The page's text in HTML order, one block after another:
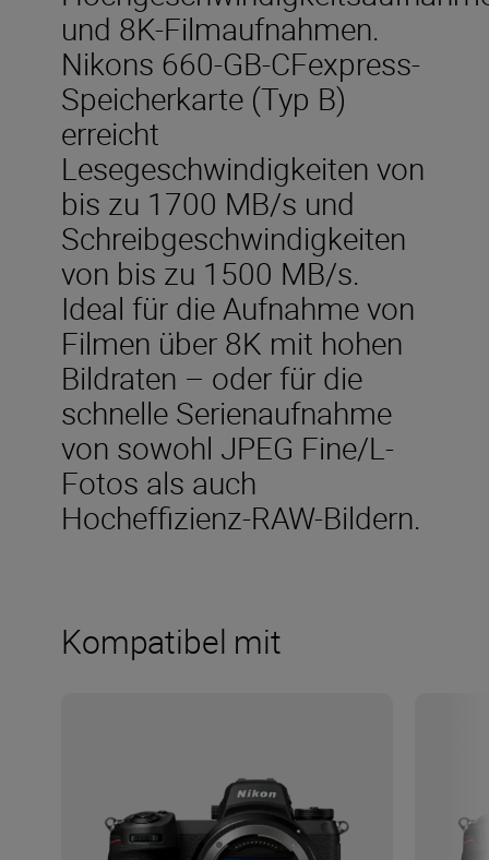
und 8K-Filmaufnahmen.
Nikons 660-GB-CFexpress-
Speicherkarte (Typ B)
erreicht
Lesegeschwindigkeiten von
bis zu 1700 MB/s und
Schreibgeschwindigkeiten
von bis zu 1500 MB/s.
Ideal für die Aufnahme von
Filmen über 8K mit hohen
Bildraten – oder für die
schnelle Serienaufnahme
von sowohl JPEG Fine/L-
Fotos als auch
Hocheffizienz-RAW-Bildern.
Kompatibel mit